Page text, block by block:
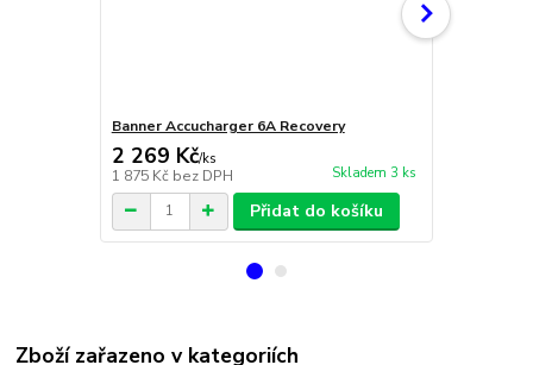
Banner Accucharger 6A Recovery
2 269 Kč/ks
1 875 Kč bez DPH Skladem 3 ks
Přidat do košíku
Zboží zařazeno v kategoriích